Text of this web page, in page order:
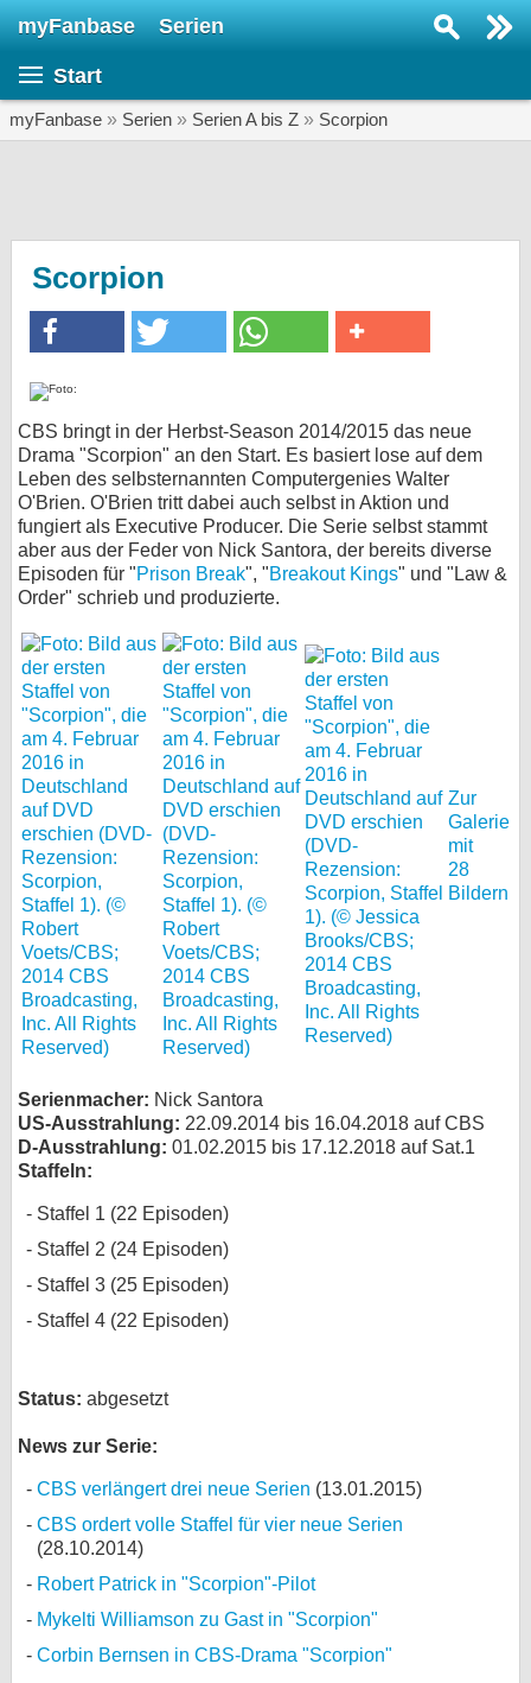
myFanbase Serien
Start
myFanbase » Serien » Serien A bis Z » Scorpion
Scorpion
CBS bringt in der Herbst-Season 2014/2015 das neue
Drama "Scorpion" an den Start. Es basiert lose auf dem
Leben des selbsternannten Computergenies Walter
O'Brien. O'Brien tritt dabei auch selbst in Aktion und
fungiert als Executive Producer. Die Serie selbst stammt
aber aus der Feder von Nick Santora, der bereits diverse
Episoden für "Prison Break", "Breakout Kings" und "Law &
Order" schrieb und produzierte.
Zur
Galerie
mit
28
Bildern
Serienmacher: Nick Santora
US-Ausstrahlung: 22.09.2014 bis 16.04.2018 auf CBS
D-Ausstrahlung: 01.02.2015 bis 17.12.2018 auf Sat.1
Staffeln:
Staffel 1 (22 Episoden)
Staffel 2 (24 Episoden)
Staffel 3 (25 Episoden)
Staffel 4 (22 Episoden)
Status: abgesetzt
News zur Serie:
CBS verlängert drei neue Serien (13.01.2015)
CBS ordert volle Staffel für vier neue Serien
(28.10.2014)
Robert Patrick in "Scorpion"-Pilot
Mykelti Williamson zu Gast in "Scorpion"
Corbin Bernsen in CBS-Drama "Scorpion"
SERIEN
Veranstaltungen
KULTUR
SERVICE
Gewinnspiele
Forum
bei X
Kontakt
Nutzungsbedingungen
Datenschutz
Cookie-Einstellungen
Impressum
Desktop-Ansicht
myFanbase